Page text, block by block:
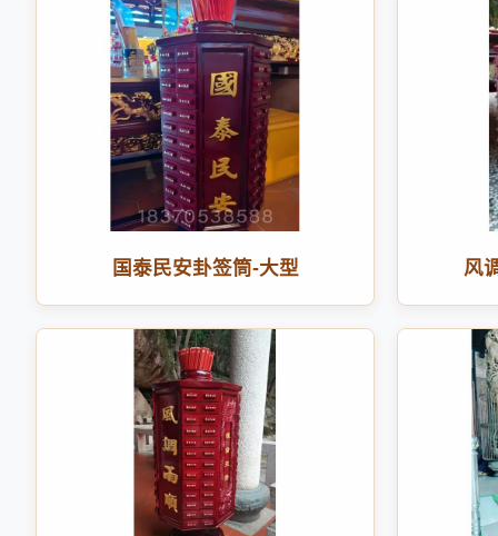
国泰民安卦签筒-大型 风